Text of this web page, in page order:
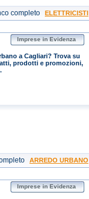
completo ELETTRICISTI
Imprese in Evidenza
a Cagliari? Trova su
prodotti e promozioni,
ARREDO URBANO
Imprese in Evidenza